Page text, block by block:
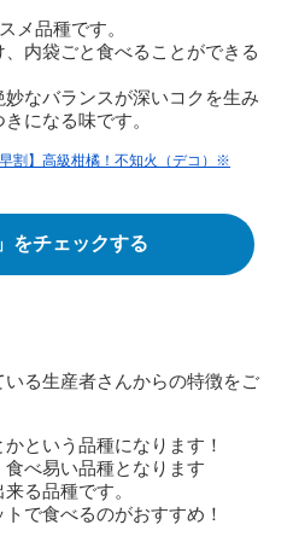
メ品種です。
内袋ごと食べることができる
なバランスが深いコクを生み
になる味です。
割】高級柑橘！不知火（デコ）※
をチェックする
る生産者さんからの特徴をご
という品種になります！
べ易い品種となります
る品種です。
で食べるのがおすすめ！